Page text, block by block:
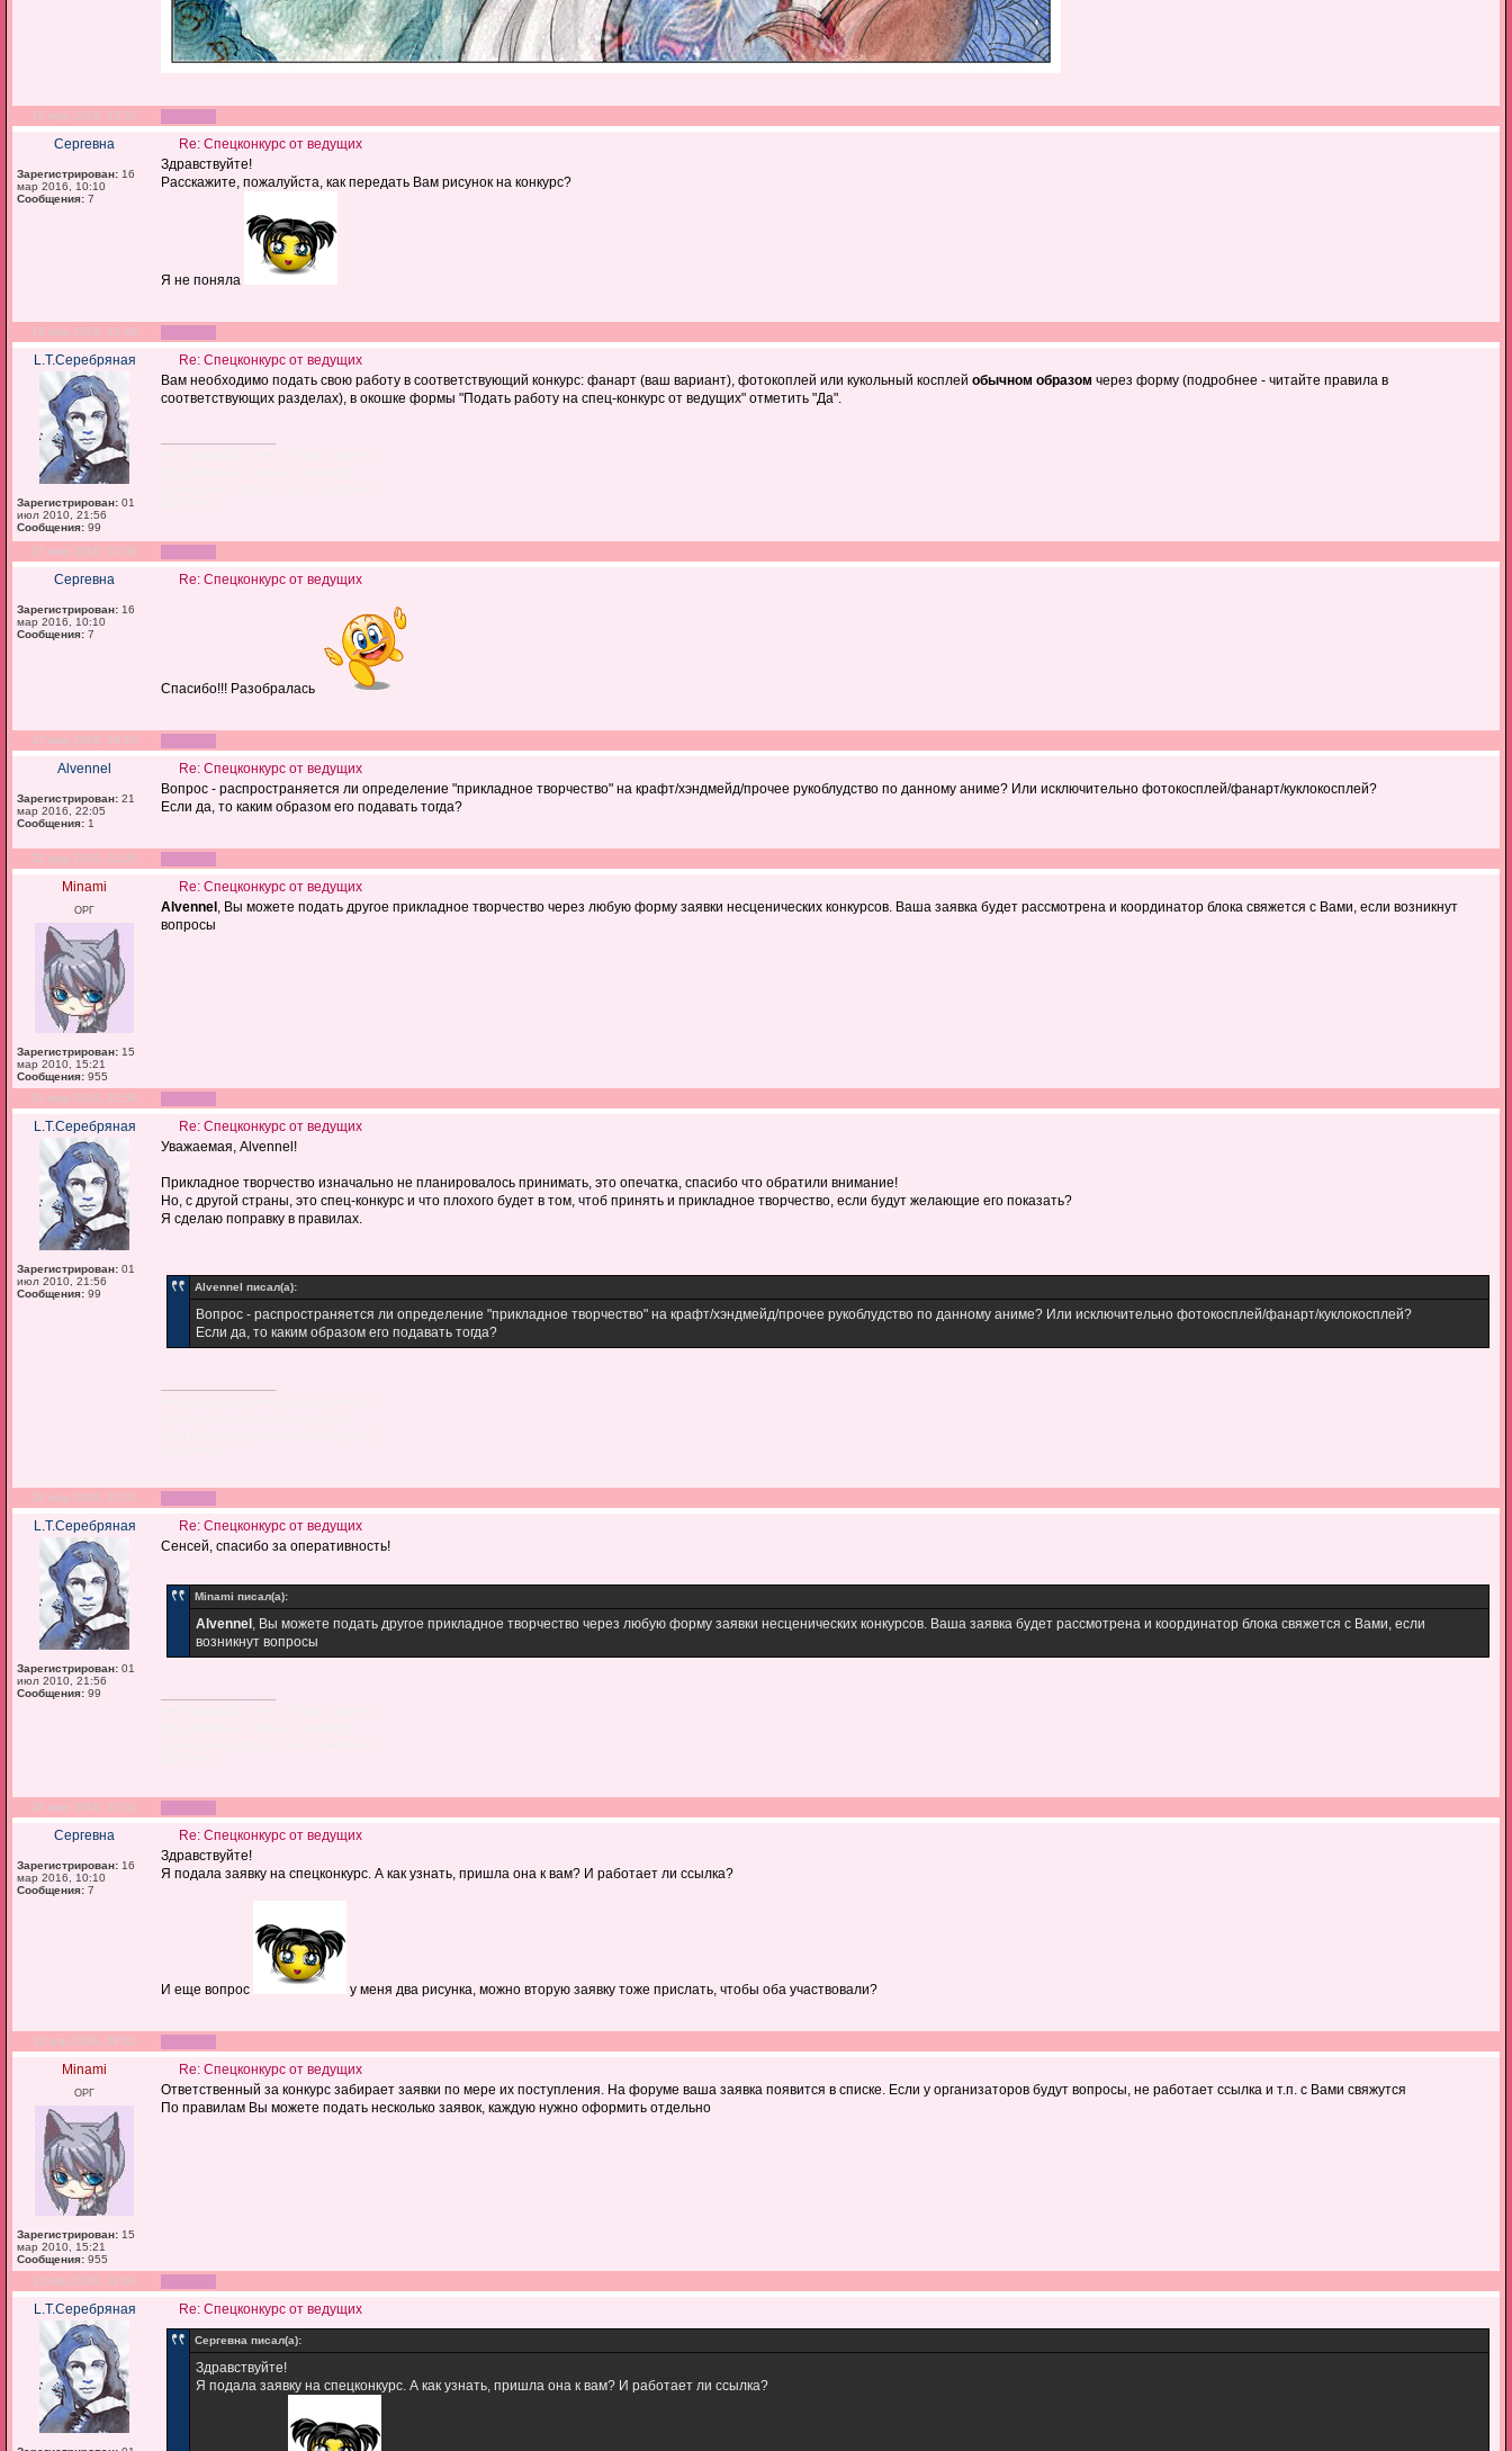
10 мар 2016, 13:52
Сергевна
Зарегистрирован: 16
мар 2016, 10:10
Сообщения: 7
Re: Спецконкурс от ведущих
Здравствуйте!
Расскажите, пожалуйста, как передать Вам рисунок на конкурс?
Я не поняла
16 мар 2016, 12:48
L.Т.Серебряная
Зарегистрирован: 01
июл 2010, 21:56
Сообщения: 99
Re: Спецконкурс от ведущих
Вам необходимо подать свою работу в соответствующий конкурс: фанарт (ваш вариант), фотокоплей или кукольный косплей обычном образом через форму (подробнее - читайте правила в
соответствующих разделах), в окошке формы "Подать работу на спец-конкурс от ведущих" отметить "Да".
17 мар 2016, 02:06
Сергевна
Зарегистрирован: 16
мар 2016, 10:10
Сообщения: 7
Re: Спецконкурс от ведущих
Спасибо!!! Разобралась
17 мар 2016, 09:54
Alvennel
Зарегистрирован: 21
мар 2016, 22:05
Сообщения: 1
Re: Спецконкурс от ведущих
Вопрос - распространяется ли определение "прикладное творчество" на крафт/хэндмейд/прочее рукоблудство по данному аниме? Или исключительно фотокосплей/фанарт/куклокосплей?
Если да, то каким образом его подавать тогда?
22 мар 2016, 01:26
Minami
ОРГ
Зарегистрирован: 15
мар 2010, 15:21
Сообщения: 955
Re: Спецконкурс от ведущих
Alvennel , Вы можете подать другое прикладное творчество через любую форму заявки несценических конкурсов. Ваша заявка будет рассмотрена и координатор блока свяжется с Вами, если возникнут
вопросы
23 мар 2016, 22:58
L.Т.Серебряная
Зарегистрирован: 01
июл 2010, 21:56
Сообщения: 99
Re: Спецконкурс от ведущих
Уважаемая, Alvennel!
Прикладное творчество изначально не планировалось принимать, это опечатка, спасибо что обратили внимание!
Но, с другой страны, это спец-конкурс и что плохого будет в том, чтоб принять и прикладное творчество, если будут желающие его показать?
Я сделаю поправку в правилах.
Alvennel писал(а):
Вопрос - распространяется ли определение "прикладное творчество" на крафт/хэндмейд/прочее рукоблудство по данному аниме? Или исключительно фотокосплей/фанарт/куклокосплей?
Если да, то каким образом его подавать тогда?
24 мар 2016, 23:51
L.Т.Серебряная
Зарегистрирован: 01
июл 2010, 21:56
Сообщения: 99
Re: Спецконкурс от ведущих
Сенсей, спасибо за оперативность!
Minami писал(а):
Alvennel , Вы можете подать другое прикладное творчество через любую форму заявки несценических конкурсов. Ваша заявка будет рассмотрена и координатор блока свяжется с Вами, если
возникнут вопросы
24 мар 2016, 23:51
Сергевна
Зарегистрирован: 16
мар 2016, 10:10
Сообщения: 7
Re: Спецконкурс от ведущих
Здравствуйте!
Я подала заявку на спецконкурс. А как узнать, пришла она к вам? И работает ли ссылка?
И еще вопрос у меня два рисунка, можно вторую заявку тоже прислать, чтобы оба участвовали?
16 апр 2016, 09:52
Minami
ОРГ
Зарегистрирован: 15
мар 2010, 15:21
Сообщения: 955
Re: Спецконкурс от ведущих
Ответственный за конкурс забирает заявки по мере их поступления. На форуме ваша заявка появится в списке. Если у организаторов будут вопросы, не работает ссылка и т.п. с Вами свяжутся
По правилам Вы можете подать несколько заявок, каждую нужно оформить отдельно
16 апр 2016, 13:34
L.Т.Серебряная Re: Спецконкурс от ведущих
Сергевна писал(а):
Здравствуйте!
Я подала заявку на спецконкурс. А как узнать, пришла она к вам? И работает ли ссылка?